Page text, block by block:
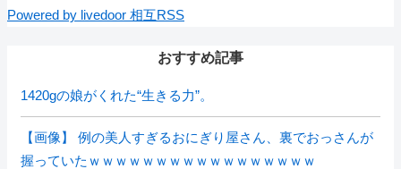
Powered by livedoor 相互RSS
おすすめ記事
1420gの娘がくれた“生きる力”。
【画像】 例の美人すぎるおにぎり屋さん、裏でおっさんが
握っていたｗｗｗｗｗｗｗｗｗｗｗｗｗｗｗｗｗ